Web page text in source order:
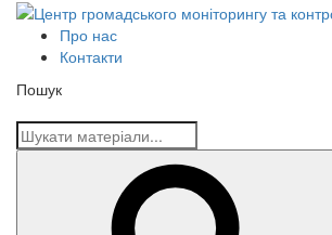
Центр громадського моніторингу та контролю
Про нас
Контакти
Пошук